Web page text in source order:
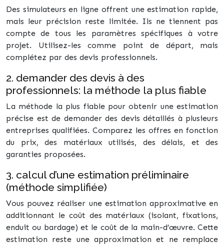
Des simulateurs en ligne offrent une estimation rapide,
mais leur précision reste limitée. Ils ne tiennent pas
compte de tous les paramètres spécifiques à votre
projet. Utilisez-les comme point de départ, mais
complétez par des devis professionnels.
2. demander des devis à des
professionnels: la méthode la plus fiable
La méthode la plus fiable pour obtenir une estimation
précise est de demander des devis détaillés à plusieurs
entreprises qualifiées. Comparez les offres en fonction
du prix, des matériaux utilisés, des délais, et des
garanties proposées.
3. calcul d’une estimation préliminaire
(méthode simplifiée)
Vous pouvez réaliser une estimation approximative en
additionnant le coût des matériaux (isolant, fixations,
enduit ou bardage) et le coût de la main-d’œuvre. Cette
estimation reste une approximation et ne remplace